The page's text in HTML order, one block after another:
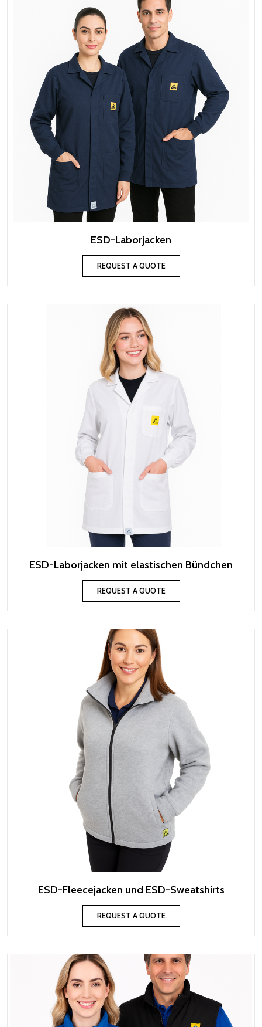
ESD-Laborjacken
REQUEST A QUOTE
ESD-Laborjacken mit elastischen Bündchen
REQUEST A QUOTE
ESD-Fleecejacken und ESD-Sweatshirts
REQUEST A QUOTE